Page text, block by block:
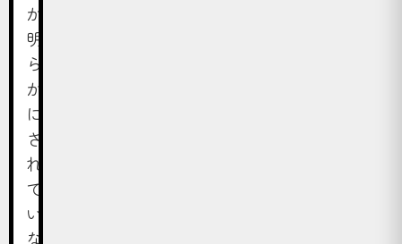
が
明
ら
か
に
さ
れ
て
い
な